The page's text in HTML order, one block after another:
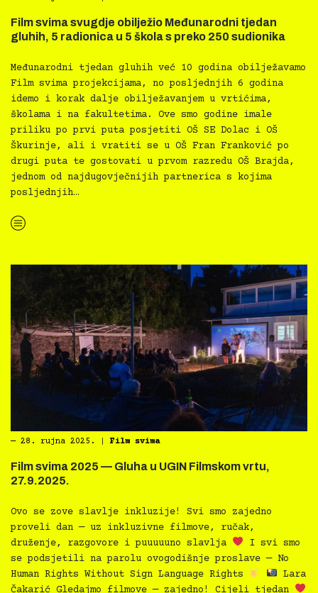
Film svima svugdje obilježio Međunarodni tjedan
gluhih, 5 radionica u 5 škola s preko 250 sudionika
Međunarodni tjedan gluhih već 10 godina obilježavamo
Film svima projekcijama, no posljednjih 6 godina
idemo i korak dalje obilježavanjem u vrtićima,
školama i na fakultetima. Ove smo godine imale
priliku po prvi puta posjetiti OŠ SE Dolac i OŠ
Škurinje, ali i vratiti se u OŠ Fran Franković po
drugi puta te gostovati u prvom razredu OŠ Brajda,
jednom od najdugovječnijih partnerica s kojima
posljednjih…
“Film svima svugdje obilježio Međunarodni tjedan gluhih, 5 radionica u 5 škola s preko 250 sudionika”
― 28. rujna 2025. Film svima
Film svima 2025 — Gluha u UGIN Filmskom vrtu,
27.9.2025.
Ovo se zove slavlje inkluzije! Svi smo zajedno
proveli dan — uz inkluzivne filmove, ručak,
druženje, razgovore i puuuuuno slavlja
I svi smo
se podsjetili na parolu ovogodišnje proslave — No
Human Rights Without Sign Language Rights
Lara
Čakarić Gledajmo filmove — zajedno! Cijeli tjedan